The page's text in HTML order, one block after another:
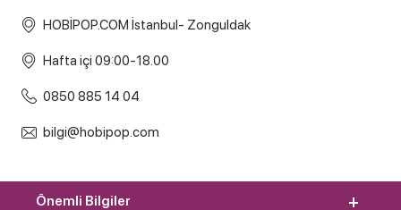
HOBİPOP.COM İstanbul- Zonguldak
Hafta içi 09:00-18.00
0850 885 14 04
bilgi@hobipop.com
Önemli Bilgiler